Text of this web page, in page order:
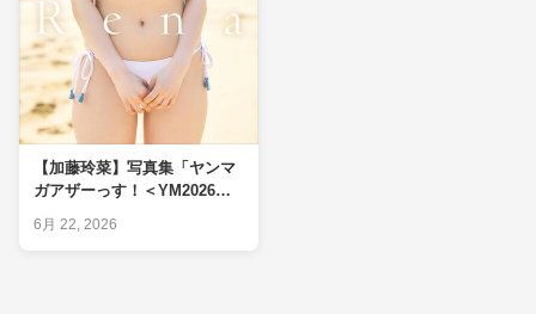
【加藤玲菜】写真集「ヤンマ
ガアザーっす！＜YM2026年7
｜爆乳◎・ヒップ系△を実測
6月 22, 2026